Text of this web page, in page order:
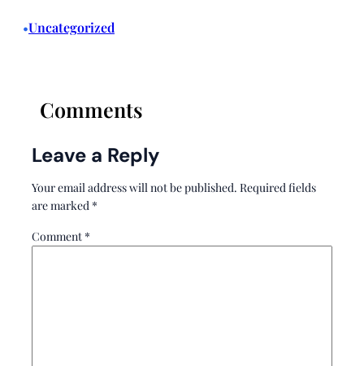
•Uncategorized
Comments
Leave a Reply
Your email address will not be published. Required fields
are marked *
Comment *